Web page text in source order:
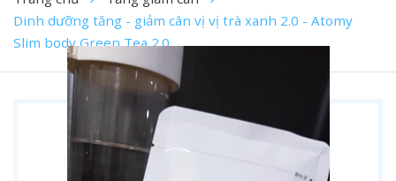
Dinh dưỡng tăng - giảm cân vị vị trà xanh 2.0 - Atomy
Slim body Green Tea 2.0